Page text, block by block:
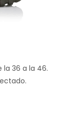
la 36 a la 46.